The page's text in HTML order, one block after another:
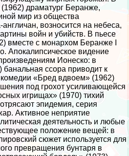
драматург Беранже,
мир из общества
возносится на небеса,
войн и убийств. В пьесе
вместе с монархом Беранже I
Апокалипсическое видение
Ионеско: в
ссора приводит к
«Бред вдвоем» (1962)
под грохот усиливающейся
игрищах» (1970) тихий
эпидемия, серия
Активное неприятие
деятельность и любые
положение вещей: в
сюжет используется для
превращения бунтаря в